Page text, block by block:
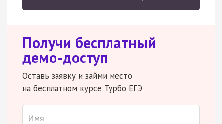
Получи бесплатный
демо-доступ
Оставь заявку и займи место
на бесплатном курсе Турбо ЕГЭ